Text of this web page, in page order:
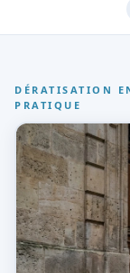
DÉRATISATION
PRATIQUE